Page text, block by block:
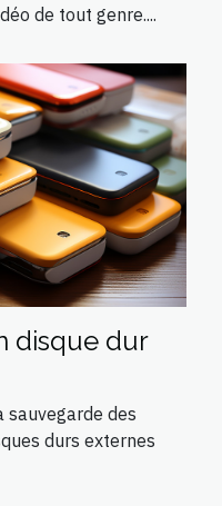
de tout genre....
disque dur
sauvegarde des
durs externes